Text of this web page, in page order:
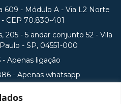
609 - Módulo A - Via L2 Norte
CEP 70.830-401
205 - 5 andar conjunto 52 - Vila
- SP, 04551-000
- Apenas ligação
- Apenas whatsapp